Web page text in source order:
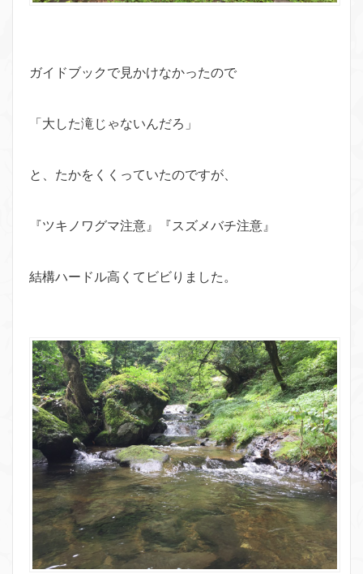
ガイドブックで見かけなかったので
「大した滝じゃないんだろ」
と、たかをくくっていたのですが、
『ツキノワグマ注意』『スズメバチ注意』
結構ハードル高くてビビりました。